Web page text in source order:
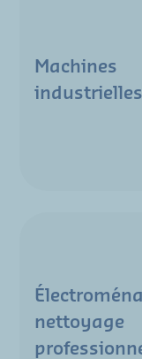
Machines
industrielles
nettoyage